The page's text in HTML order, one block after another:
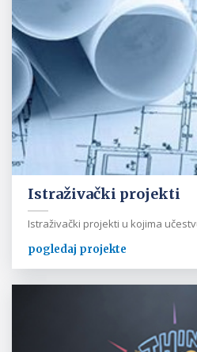
Istraživački projekti
Istraživački projekti u kojima
pogledaj projekte